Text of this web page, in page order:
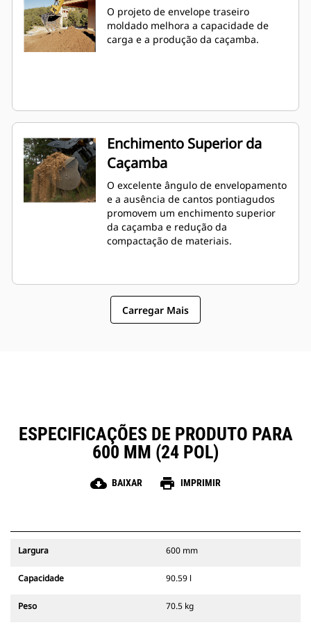
O projeto de envelope traseiro
moldado melhora a capacidade de
carga e a produção da caçamba.
Enchimento Superior da
Caçamba
O excelente ângulo de envelopamento
e a ausência de cantos pontiagudos
promovem um enchimento superior
da caçamba e redução da
compactação de materiais.
Carregar Mais
ESPECIFICAÇÕES DE PRODUTO PARA
600 MM (24 POL)
cloud_download BAIXAR print IMPRIMIR
Largura 600 mm
Capacidade 90.59 l
Peso 70.5 kg